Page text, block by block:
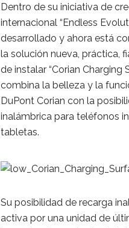
Dentro de su iniciativa de
internacional “Endless
desarrollado y ahora está
la solución nueva, práctica,
de instalar “Corian Charging
combina la belleza y la
DuPont Corian con la
inalámbrica para teléfonos
tabletas.
Su posibilidad de recarga
activa por una unidad de